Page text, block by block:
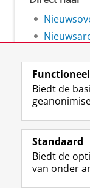
Studiekiezers
Functioneel
Biedt de
Standaard
Biedt de
van onder